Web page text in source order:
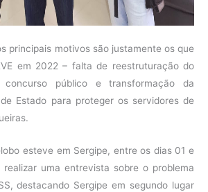
principais motivos são justamente os que
em 2022 – falta de reestruturação do
público e transformação da
Estado para proteger os servidores de
esteve em Sergipe, entre os dias 01 e
uma entrevista sobre o problema
destacando Sergipe em segundo lugar